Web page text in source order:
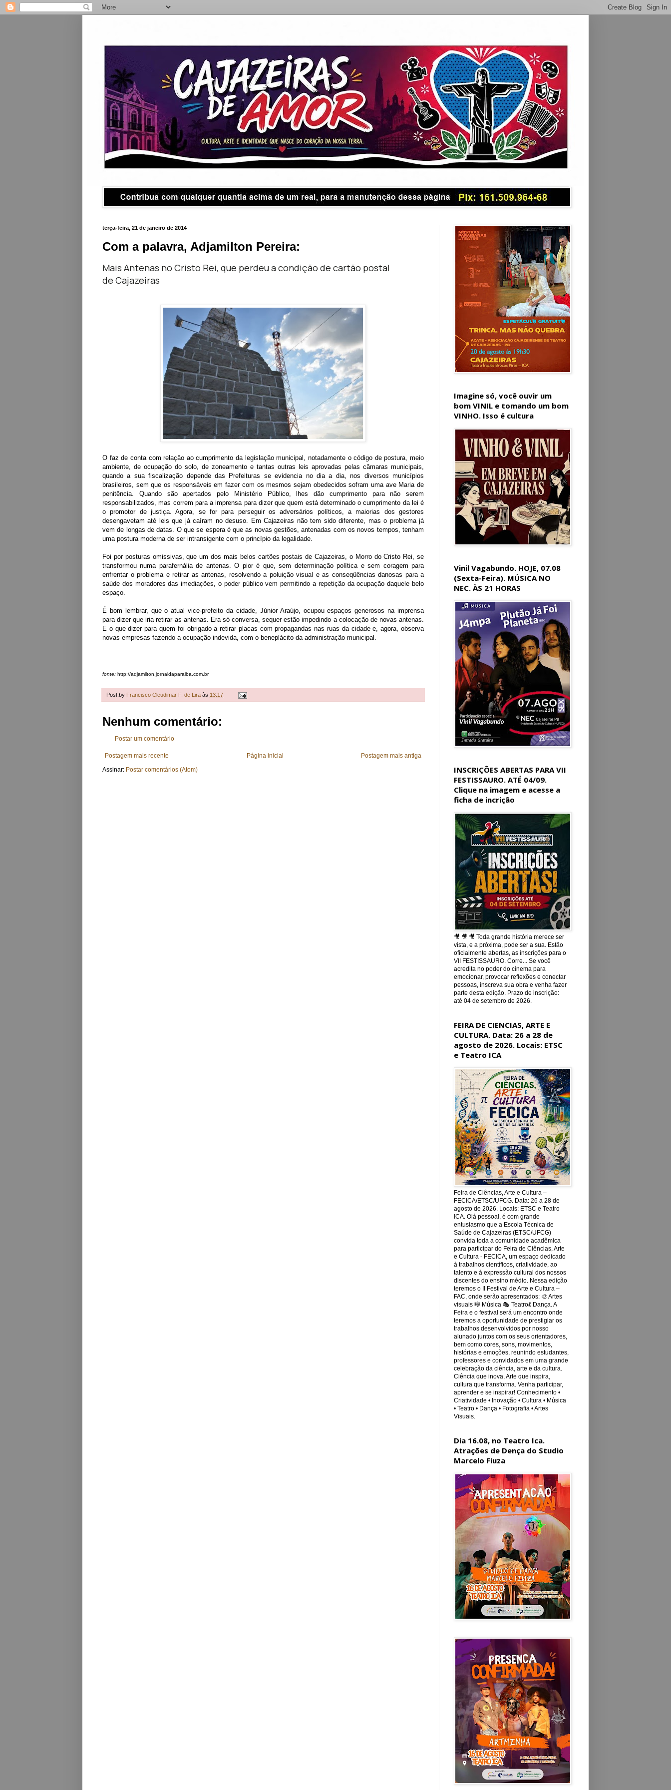
terça-feira, 21 de janeiro de 2014
Com a palavra, Adjamilton Pereira:
Mais Antenas no Cristo Rei, que perdeu a condição de cartão postal
de Cajazeiras
O faz de conta com relação ao cumprimento da legislação municipal, notadamente o código de postura, meio
ambiente, de ocupação do solo, de zoneamento e tantas outras leis aprovadas pelas câmaras municipais,
quando a sua fiscalização depende das Prefeituras se evidencia no dia a dia, nos diversos municípios
brasileiros, sem que os responsáveis em fazer com os mesmos sejam obedecidos sofram uma ave Maria de
penitência. Quando são apertados pelo Ministério Público, lhes dão cumprimento para não serem
responsabilizados, mas correm para a imprensa para dizer que quem está determinado o cumprimento da lei é
o promotor de justiça. Agora, se for para perseguir os adversários políticos, a maiorias dos gestores
desengavetam até leis que já caíram no desuso. Em Cajazeiras não tem sido diferente, mas o problema já
vem de longas de datas. O que se espera é que as novas gestões, antenadas com os novos tempos, tenham
uma postura moderna de ser intransigente com o princípio da legalidade.
Foi por posturas omissivas, que um dos mais belos cartões postais de Cajazeiras, o Morro do Cristo Rei, se
transformou numa parafernália de antenas. O pior é que, sem determinação política e sem coragem para
enfrentar o problema e retirar as antenas, resolvendo a poluição visual e as conseqüências danosas para a
saúde dos moradores das imediações, o poder público vem permitindo a repetição da ocupação daquele belo
espaço.
É bom lembrar, que o atual vice-prefeito da cidade, Júnior Araújo, ocupou espaços generosos na imprensa
para dizer que iria retirar as antenas. Era só conversa, sequer estão impedindo a colocação de novas antenas.
E o que dizer para quem foi obrigado a retirar placas com propagandas nas ruas da cidade e, agora, observa
novas empresas fazendo a ocupação indevida, com o beneplácito da administração municipal.
fonte: http://adjamilton.jornaldaparaiba.com.br
Post.by Francisco Cleudimar F. de Lira às 13:17
Nenhum comentário:
Postar um comentário
Postagem mais recente Postagem mais antiga
Página inicial
Assinar: Postar comentários (Atom)
Imagine só, você ouvir um
bom VINIL e tomando um bom
VINHO. Isso é cultura
Vinil Vagabundo. HOJE, 07.08
(Sexta-Feira). MÚSICA NO
NEC. ÀS 21 HORAS
INSCRIÇÕES ABERTAS PARA VII
FESTISSAURO. ATÉ 04/09.
Clique na imagem e acesse a
ficha de incrição
🎥 🎥 🎥 Toda grande história merece ser
vista, e a próxima, pode ser a sua. Estão
oficialmente abertas, as inscrições para o
VII FESTISSAURO. Corre... Se você
acredita no poder do cinema para
emocionar, provocar reflexões e conectar
pessoas, inscreva sua obra e venha fazer
parte desta edição. Prazo de inscrição:
até 04 de setembro de 2026.
FEIRA DE CIENCIAS, ARTE E
CULTURA. Data: 26 a 28 de
agosto de 2026. Locais: ETSC
e Teatro ICA
Feira de Ciências, Arte e Cultura –
FECICA/ETSC/UFCG. Data: 26 a 28 de
agosto de 2026. Locais: ETSC e Teatro
ICA. Olá pessoal, é com grande
entusiasmo que a Escola Técnica de
Saúde de Cajazeiras (ETSC/UFCG)
convida toda a comunidade acadêmica
para participar do Feira de Ciências, Arte
e Cultura - FECICA, um espaço dedicado
à trabalhos científicos, criatividade, ao
talento e à expressão cultural dos nossos
discentes do ensino médio. Nessa edição
teremos o II Festival de Arte e Cultura –
FAC, onde serão apresentados: 🎨 Artes
visuais 🎼 Música 🎭 Teatro💃 Dança. A
Feira e o festival será um encontro onde
teremos a oportunidade de prestigiar os
trabalhos desenvolvidos por nosso
alunado juntos com os seus orientadores,
bem como cores, sons, movimentos,
histórias e emoções, reunindo estudantes,
professores e convidados em uma grande
celebração da ciência, arte e da cultura.
Ciência que inova, Arte que inspira,
cultura que transforma. Venha participar,
aprender e se inspirar! Conhecimento •
Criatividade • Inovação • Cultura • Música
• Teatro • Dança • Fotografia • Artes
Visuais.
Dia 16.08, no Teatro Ica.
Atrações de Dença do Studio
Marcelo Fiuza